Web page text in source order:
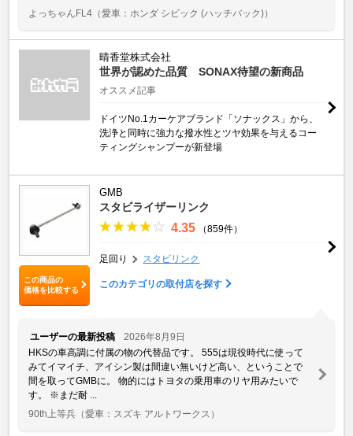
よっちゃんFL4 （愛車：ホンダ シビック (ハッチバック)）
晴香堂株式会社
世界が認めた品質 SONAX待望の新商品
オススメ記事
ドイツNo.1カーケアブランド「ソナックス」から、
洗浄と同時に強力な撥水性とツヤ効果を与えるコー
ティングシャンプーが新登場
この商品の
価格を比較する
GMB
スタビライザーリンク
4.35 （859件）
足回り スタビリンク
このカテゴリの取付店を探す
ユーザーの最新投稿
2026年8月9日
HKSの車高調に付属の物の代替品です。 555は現役時代に使って
みてイマイチ、アイシン製は間違い無いけど高い、ということで
間を取ってGMBに。 物的にはトヨタの乗用車のリヤ用みたいで
す。 ※まだ耐 ...
90th上等兵 （愛車：スズキ アルトワークス）